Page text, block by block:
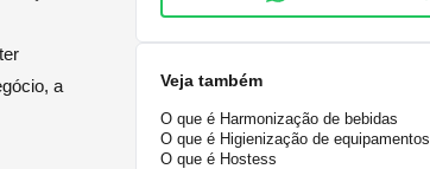
a
Veja também
O que é Harmonização de bebidas
O que é Higienização de equipamentos
O que é Hostess